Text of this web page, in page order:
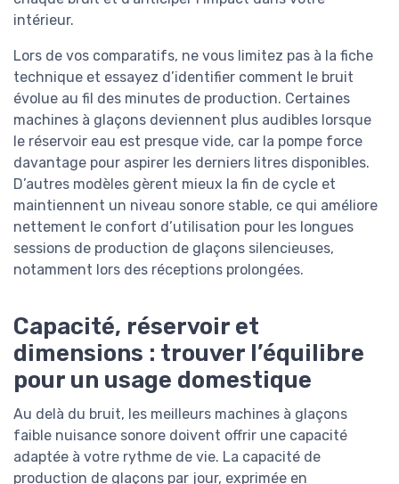
intérieur.
Lors de vos comparatifs, ne vous limitez pas à la fiche
technique et essayez d’identifier comment le bruit
évolue au fil des minutes de production. Certaines
machines à glaçons deviennent plus audibles lorsque
le réservoir eau est presque vide, car la pompe force
davantage pour aspirer les derniers litres disponibles.
D’autres modèles gèrent mieux la fin de cycle et
maintiennent un niveau sonore stable, ce qui améliore
nettement le confort d’utilisation pour les longues
sessions de production de glaçons silencieuses,
notamment lors des réceptions prolongées.
Capacité, réservoir et
dimensions : trouver l’équilibre
pour un usage domestique
Au delà du bruit, les meilleurs machines à glaçons
faible nuisance sonore doivent offrir une capacité
adaptée à votre rythme de vie. La capacité de
production de glaçons par jour, exprimée en